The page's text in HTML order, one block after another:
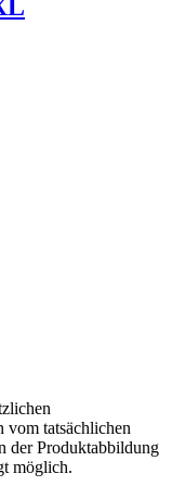
vom tatsächlichen
der Produktabbildung
möglich.